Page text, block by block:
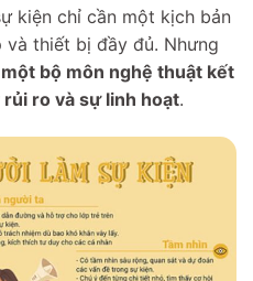
kiện chỉ cần một kịch bản
và thiết bị đầy đủ. Nhưng
bộ môn nghệ thuật kết
ro và sự linh hoạt.